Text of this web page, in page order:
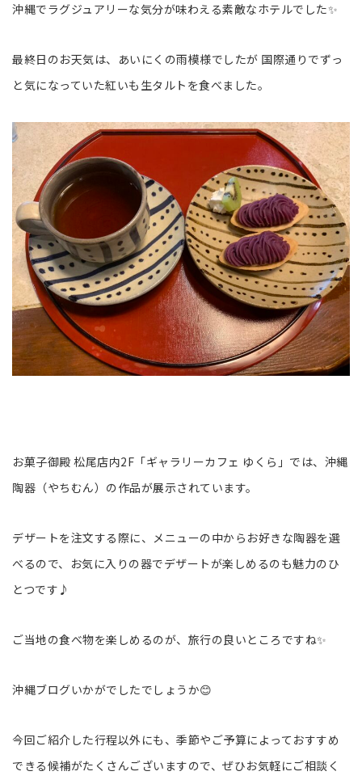
沖縄でラグジュアリーな気分が味わえる素敵なホテルでした✨
最終日のお天気は、あいにくの雨模様でしたが 国際通りでずっ
と気になっていた紅いも生タルトを食べました。
お菓子御殿 松尾店内2F「ギャラリーカフェ ゆくら」では、沖縄
陶器（やちむん）の作品が展示されています。
デザートを注文する際に、メニューの中からお好きな陶器を選
べるので、お気に入りの器でデザートが楽しめるのも魅力のひ
とつです♪
ご当地の食べ物を楽しめるのが、旅行の良いところですね✨
沖縄ブログいかがでしたでしょうか😊
今回ご紹介した行程以外にも、季節やご予算によっておすすめ
できる候補がたくさんございますので、ぜひお気軽にご相談く